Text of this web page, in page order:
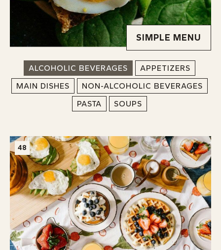
ABOUT
SIMPLE MENU
ALCOHOLIC BEVERAGES
APPETIZERS
MAIN DISHES
NON-ALCOHOLIC BEVERAGES
PASTA
SOUPS
48